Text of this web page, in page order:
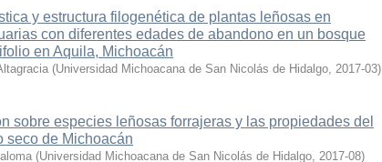
y estructura filogenética de plantas leñosas en
con diferentes edades de abandono en un bosque
en Aquila, Michoacán
(Universidad Michoacana de San Nicolás de Hidalgo, 2017-03)
sobre especies leñosas forrajeras y las propiedades del
seco de Michoacán
(Universidad Michoacana de San Nicolás de Hidalgo, 2017-08)